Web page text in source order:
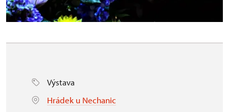
Výstava
Hrádek u Nechanic